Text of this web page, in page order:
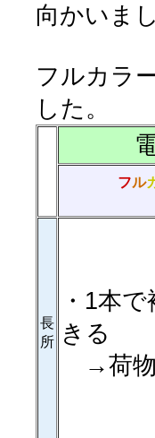
向かいま
フルカラ
した。
フル
長
所
・1本
きる
→荷物